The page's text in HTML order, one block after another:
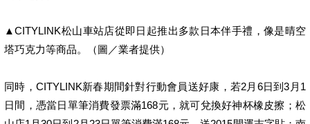
▲CITYLINK松山車站店從即日起推出多款日本伴手禮，像是晴空
塔巧克力等商品。（圖／業者提供）
同時，CITYLINK新春期間針對行動會員送好康，若2月6日到3月1
日間，憑當日單筆消費發票滿168元，就可兌換好神杯橡皮擦；松